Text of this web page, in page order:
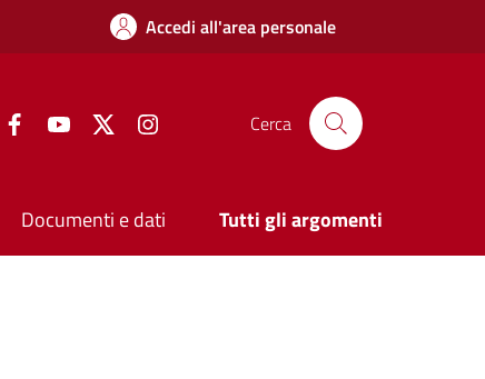
Accedi all'area personale
FacebookYouTube Twitter Cerca
Documenti e dati Tutti gli argomenti